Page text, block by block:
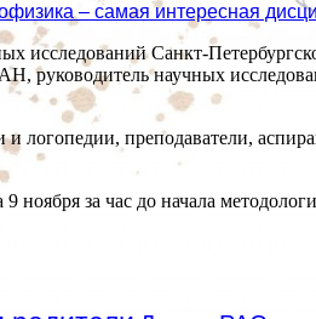
– самая интересная
исследований Санкт-
руководитель научных
логопедии, преподаватели,
ноября за час до начала